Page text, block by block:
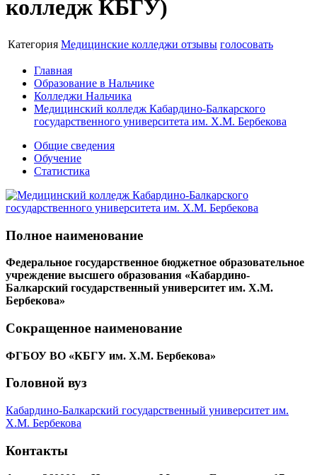
колледж КБГУ)
Категория Медицинские колледжи отзывы голосовать
Главная
Образование в Нальчике
Колледжи Нальчика
Медицинский колледж Кабардино-Балкарского
государственного университета им. Х.М. Бербекова
Общие сведения
Обучение
Статистика
Полное наименование
Федеральное государственное бюджетное образовательное
учреждение высшего образования «Кабардино-
Балкарский государственный университет им. Х.М.
Бербекова»
Сокращенное наименование
ФГБОУ ВО «КБГУ им. Х.М. Бербекова»
Головной вуз
Кабардино-Балкарский государственный университет им.
Х.М. Бербекова
Контакты